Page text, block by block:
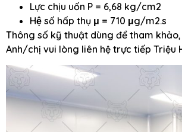
Lực chịu uốn P = 6,68 kg/cm2
Hệ số hấp thụ μ = 710 μg/m2.s
Thông số kỹ thuật dùng để tham
Anh/chị vui lòng liên hệ trực tiếp Triệu